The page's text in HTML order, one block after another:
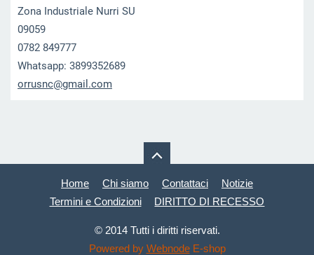
Zona Industriale Nurri SU
09059
0782 849777
Whatsapp: 3899352689
orrusnc@gmail.com
Home Chi siamo Contattaci
Notizie
Termini e Condizioni
DIRITTO DI RECESSO
© 2014 Tutti i diritti riservati.
Powered by WebnodeE-shop